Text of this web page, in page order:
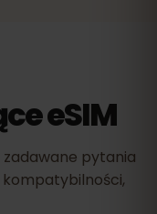
eSIM
zadawane pytania